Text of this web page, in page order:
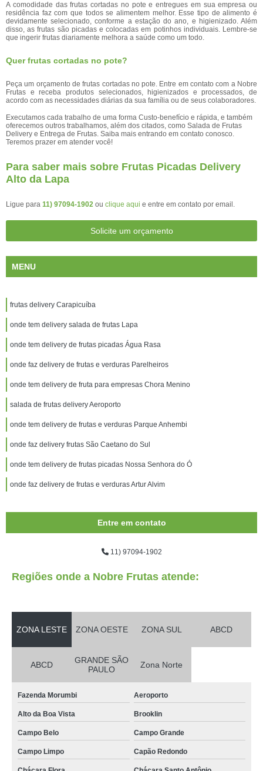
A comodidade das frutas cortadas no pote e entregues em sua empresa ou
residência faz com que todos se alimentem melhor. Esse tipo de alimento é
devidamente selecionado, conforme a estação do ano, e higienizado. Além
disso, as frutas são picadas e colocadas em potinhos individuais. Lembre-se
que ingerir frutas diariamente melhora a saúde como um todo.
Quer frutas cortadas no pote?
Peça um orçamento de frutas cortadas no pote. Entre em contato com a Nobre
Frutas e receba produtos selecionados, higienizados e processados, de
acordo com as necessidades diárias da sua família ou de seus colaboradores.
Executamos cada trabalho de uma forma Custo-benefício e rápida, e também
oferecemos outros trabalhamos, além dos citados, como Salada de Frutas
Delivery e Entrega de Frutas. Saiba mais entrando em contato conosco.
Teremos prazer em atender você!
Para saber mais sobre Frutas Picadas Delivery
Alto da Lapa
Ligue para 11) 97094-1902 ou clique aqui e entre em contato por email.
Solicite um orçamento
MENU
frutas delivery Carapicuíba
onde tem delivery salada de frutas Lapa
onde tem delivery de frutas picadas Água Rasa
onde faz delivery de frutas e verduras Parelheiros
onde tem delivery de fruta para empresas Chora Menino
salada de frutas delivery Aeroporto
onde tem delivery de frutas e verduras Parque Anhembi
onde faz delivery frutas São Caetano do Sul
onde tem delivery de frutas picadas Nossa Senhora do Ó
onde faz delivery de frutas e verduras Artur Alvim
Entre em contato
11) 97094-1902
Regiões onde a Nobre Frutas atende:
ZONA LESTE ZONA OESTE ZONA SUL ABCD
ABCD
GRANDE SÃO
PAULO
Zona Norte
Fazenda Morumbi Aeroporto
Alto da Boa Vista Brooklin
Campo Belo Campo Grande
Campo Limpo Capão Redondo